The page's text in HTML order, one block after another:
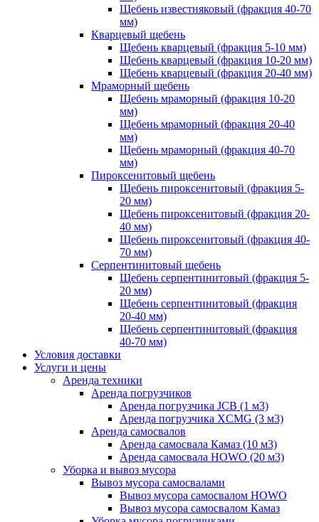
Щебень известняковый (фракция 40-70
мм)
Кварцевый щебень
Щебень кварцевый (фракция 5-10 мм)
Щебень кварцевый (фракция 10-20 мм)
Щебень кварцевый (фракция 20-40 мм)
Мраморный щебень
Щебень мраморный (фракция 10-20
мм)
Щебень мраморный (фракция 20-40
мм)
Щебень мраморный (фракция 40-70
мм)
Пироксенитовый щебень
Щебень пироксенитовый (фракция 5-
20 мм)
Щебень пироксенитовый (фракция 20-
40 мм)
Щебень пироксенитовый (фракция 40-
70 мм)
Серпентинитовый щебень
Щебень серпентинитовый (фракция 5-
20 мм)
Щебень серпентинитовый (фракция
20-40 мм)
Щебень серпентинитовый (фракция
40-70 мм)
Условия доставки
Услуги и цены
Аренда техники
Аренда погрузчиков
Аренда погрузчика JCB (1 м3)
Аренда погрузчика XCMG (3 м3)
Аренда самосвалов
Аренда самосвала Камаз (10 м3)
Аренда самосвала HOWO (20 м3)
Уборка и вывоз мусора
Вывоз мусора самосвалами
Вывоз мусора самосвалом HOWO
Вывоз мусора самосвалом Камаз